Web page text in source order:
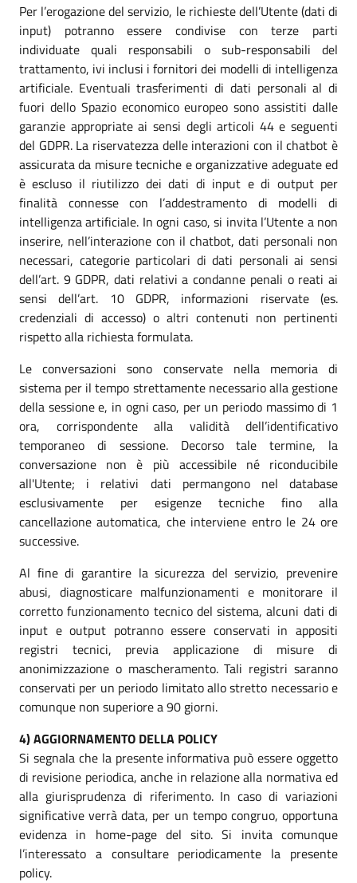
Per l’erogazione del servizio, le richieste dell’Utente (dati di
input) potranno essere condivise con terze parti
individuate quali responsabili o sub-responsabili del
trattamento, ivi inclusi i fornitori dei modelli di intelligenza
artificiale. Eventuali trasferimenti di dati personali al di
fuori dello Spazio economico europeo sono assistiti dalle
garanzie appropriate ai sensi degli articoli 44 e seguenti
del GDPR. La riservatezza delle interazioni con il chatbot è
assicurata da misure tecniche e organizzative adeguate ed
è escluso il riutilizzo dei dati di input e di output per
finalità connesse con l’addestramento di modelli di
intelligenza artificiale. In ogni caso, si invita l’Utente a non
inserire, nell’interazione con il chatbot, dati personali non
necessari, categorie particolari di dati personali ai sensi
dell’art. 9 GDPR, dati relativi a condanne penali o reati ai
sensi dell’art. 10 GDPR, informazioni riservate (es.
credenziali di accesso) o altri contenuti non pertinenti
rispetto alla richiesta formulata.
Le conversazioni sono conservate nella memoria di
sistema per il tempo strettamente necessario alla gestione
della sessione e, in ogni caso, per un periodo massimo di 1
ora, corrispondente alla validità dell’identificativo
temporaneo di sessione. Decorso tale termine, la
conversazione non è più accessibile né riconducibile
all'Utente; i relativi dati permangono nel database
esclusivamente per esigenze tecniche fino alla
cancellazione automatica, che interviene entro le 24 ore
successive.
Al fine di garantire la sicurezza del servizio, prevenire
abusi, diagnosticare malfunzionamenti e monitorare il
corretto funzionamento tecnico del sistema, alcuni dati di
input e output potranno essere conservati in appositi
registri tecnici, previa applicazione di misure di
anonimizzazione o mascheramento. Tali registri saranno
conservati per un periodo limitato allo stretto necessario e
comunque non superiore a 90 giorni.
4) AGGIORNAMENTO DELLA POLICY
Si segnala che la presente informativa può essere oggetto
di revisione periodica, anche in relazione alla normativa ed
alla giurisprudenza di riferimento. In caso di variazioni
significative verrà data, per un tempo congruo, opportuna
evidenza in home-page del sito. Si invita comunque
l’interessato a consultare periodicamente la presente
policy.